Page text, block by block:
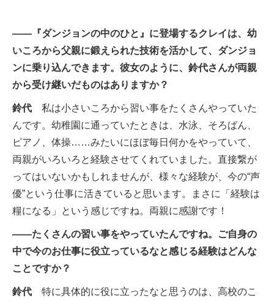
――『ダンジョンの中のひと』に登場するクレイは、幼
いころから父親に鍛えられた技術を活かして、ダンジョ
ンに乗り込んできます。彼女のように、鈴代さんが両親
から受け継いだものはありますか？
鈴代 私は小さいころから習い事をたくさんやっていた
んです。幼稚園に通っていたときは、水泳、そろばん、
ピアノ、体操……みたいにほぼ毎日何かをやっていて、
両親がいろいろと経験させてくれていました。直接繋が
ってはいないかもしれませんが、様々な経験が、今の“声
優”という仕事に活きていると思います。まさに「経験は
糧になる」という感じですね。両親に感謝です！
――たくさんの習い事をやっていたんですね。ご自身の
中で今のお仕事に役立っているなと感じる経験はどんな
ことですか？
鈴代 特に具体的に役に立ったなと思うのは、高校のこ